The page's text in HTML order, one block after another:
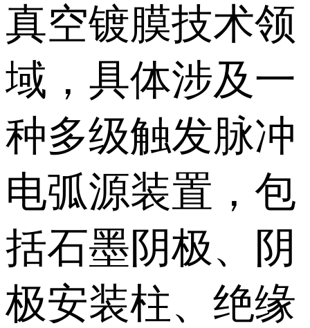
真空镀膜技术领
域，具体涉及一
种多级触发脉冲
电弧源装置，包
括石墨阴极、阴
极安装柱、绝缘